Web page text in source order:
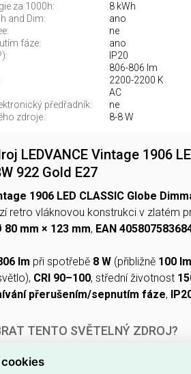
za 1000h:
8 kWh
and Dim:
ano
ne
fáze:
ano
IP20
806-806 lm
2200-2200 K
AC
předřadník:
ne
zdroje.:
8-8 W
LEDVANCE Vintage 1906
922 Gold E27
1906 LED CLASSIC Globe
retro vláknovou konstrukci v zlatém
80 mm × 123 mm, EAN
lm při spotřebě 8 W (přibližně 100
CRI 90–100, střední životnost
přerušením/sepnutím fáze,
TENTO SVĚTELNÝ ZDROJ?
do většiny svítidel.